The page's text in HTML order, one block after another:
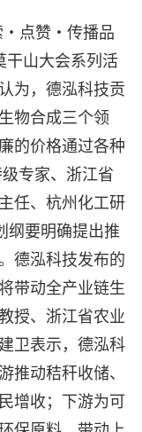
点赞・传播品
干山大会系列活
为，德泓科技贡
物合成三个领
的价格通过各种
专家、浙江省
任、杭州化工研
纲要明确提出推
德泓科技发布的
带动全产业链生
授、浙江省农业
卫表示，德泓科
推动秸秆收储、
增收；下游为可